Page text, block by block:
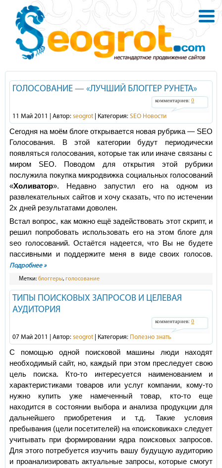
ГОЛОСОВАНИЕ — «ЛУЧШИЙ БЛОГГЕР РУНЕТА»
комментариев: 0
11 Май 2011 | Автор: seogrot | Категория: SEO Новости
Сегодня на моём блоге открывается новая рубрика — SEO
Голосования. В этой категории будут периодически
появляться голосования, которые так или иначе связаны с
миром SEO. Поводом для открытия этой рубрики
послужила покупка микродвижка социальных голосований
«Холиватор». Недавно запустил его на одном из
развлекательных сайтов и хочу сказать, что по истечении
2х дней результатами доволен.
Встал вопрос, как можно ещё задействовать этот скрипт, и
решил попробовать использовать его на этом блоге для
seo голосований. Остаётся надеется, что Вы не будете
пассивными и поддержите меня в виде своих голосов.
Подробнее »
Метки: блоггеры, голосование
ТИПЫ ПОИСКОВЫХ ЗАПРОСОВ И ЦЕЛЕВАЯ
АУДИТОРИЯ
комментариев: 0
07 Май 2011 | Автор: seogrot | Категория: Полезно знать
С помощью одной поисковой машины люди находят
необходимый сайт, но, каждый при этом преследует свою
цель поиска. Кто-то интересуется наименованием и
характеристиками товаров или услуг компании, кому-то
нужно купить уже намеченный товар, кто-то еще
находится в состоянии выбора и анализа продукции для
дальнейшего приобретения и т.д. Такие условия
пребывания (цели посетителей) на «поисковиках» следует
учитывать при формировании ядра поисковых запросов.
Для этого потребуется изучить вашу будущую аудиторию
и проанализировать актуальные запросы, которые смогут